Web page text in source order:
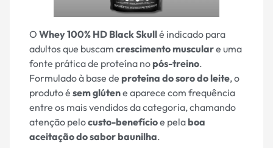
O Whey 100% HD Black Skullé indicado para
adultos que buscam crescimento musculare uma
fonte prática de proteína nopós-treino.
Formulado à base de proteína do soro do leite, o
produto é sem glútene aparece com frequência
entre os mais vendidos da categoria, chamando
atenção pelocusto-benefícioe pelaboa
aceitação do sabor baunilha.